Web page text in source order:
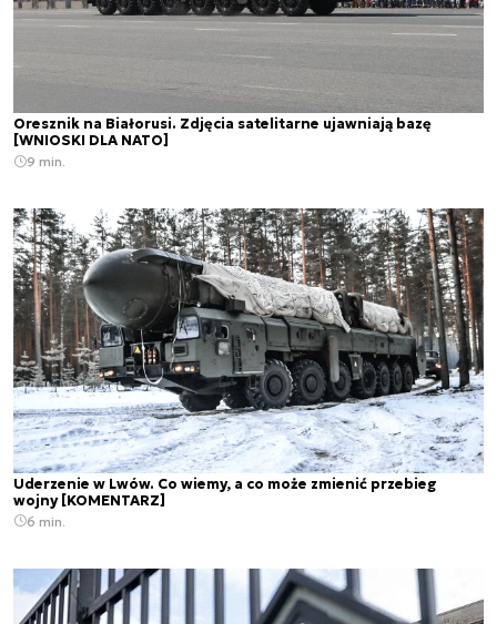
Oresznik na Białorusi. Zdjęcia satelitarne ujawniają bazę
[WNIOSKI DLA NATO]
9 min.
Uderzenie w Lwów. Co wiemy, a co może zmienić przebieg
wojny [KOMENTARZ]
6 min.